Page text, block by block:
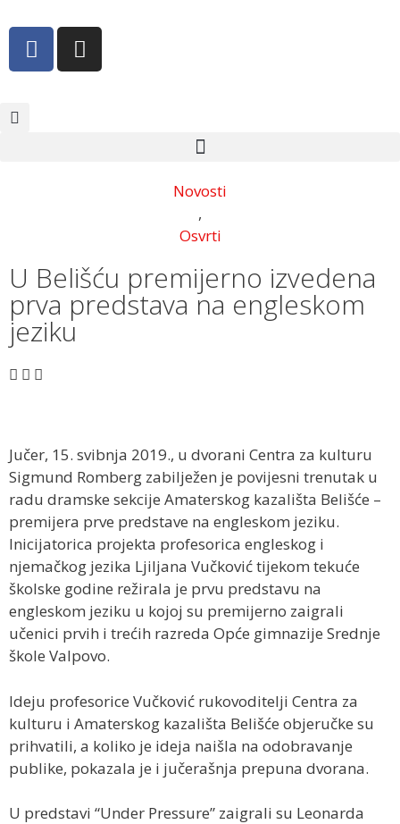
Novosti
,
Osvrti
U Belišću premijerno izvedena
prva predstava na engleskom
jeziku
Jučer, 15. svibnja 2019., u dvorani Centra za kulturu
Sigmund Romberg zabilježen je povijesni trenutak u
radu dramske sekcije Amaterskog kazališta Belišće –
premijera prve predstave na engleskom jeziku.
Inicijatorica projekta profesorica engleskog i
njemačkog jezika Ljiljana Vučković tijekom tekuće
školske godine režirala je prvu predstavu na
engleskom jeziku u kojoj su premijerno zaigrali
učenici prvih i trećih razreda Opće gimnazije Srednje
škole Valpovo.
Ideju profesorice Vučković rukovoditelji Centra za
kulturu i Amaterskog kazališta Belišće objeručke su
prihvatili, a koliko je ideja naišla na odobravanje
publike, pokazala je i jučerašnja prepuna dvorana.
U predstavi “Under Pressure” zaigrali su Leonarda